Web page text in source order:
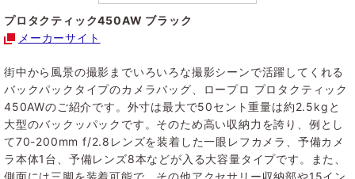
プロタクティック450AW ブラック
メーカーサイト
街中から風景の撮影までいろいろな撮影シーンで活躍してくれる
バックパックタイプのカメラバッグ、ロープロ プロタクティック
450AWのご紹介です。外寸は最大で50セント重量は約2.5kgと
大型のバックッパックです。そのため高い収納力を誇り、例とし
て70-200mm f/2.8レンズを装着した一眼レフカメラ、予備カメ
ラ本体1台、予備レンズ8本などが入る大容量タイプです。また、